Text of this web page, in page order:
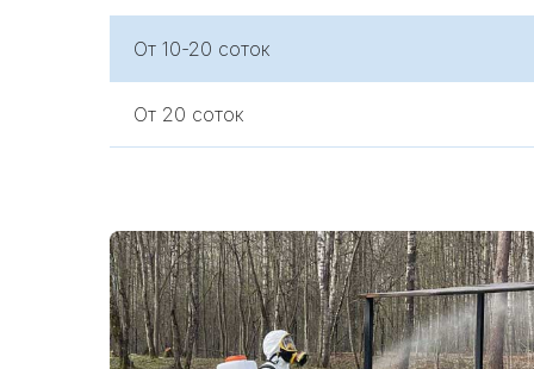
От 10-20 соток
От 20 соток